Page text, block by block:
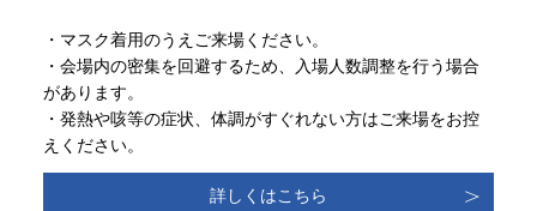
・マスク着用のうえご来場ください。
・会場内の密集を回避するため、入場人数調整を行う場合
があります。
・発熱や咳等の症状、体調がすぐれない方はご来場をお控
えください。
詳しくはこちら